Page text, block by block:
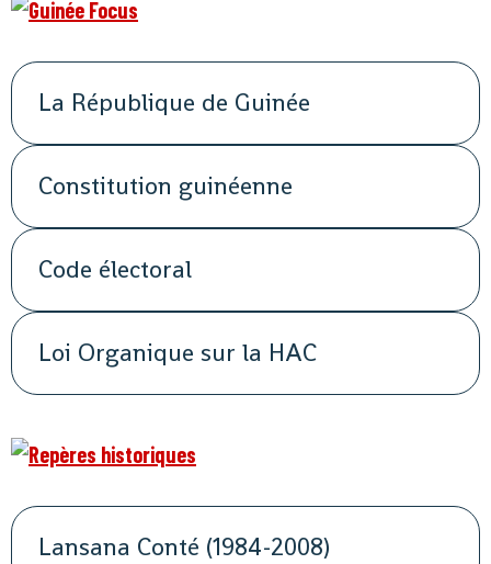
La République de Guinée
Constitution guinéenne
Code électoral
Loi Organique sur la HAC
Lansana Conté (1984-2008)